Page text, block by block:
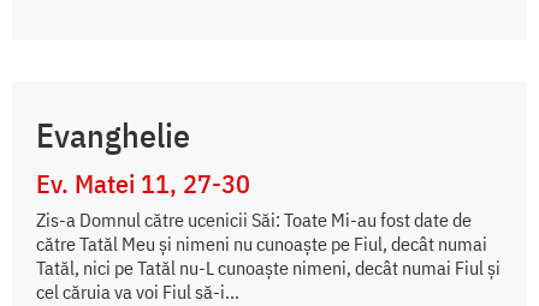
Evanghelie
Ev. Matei 11, 27-30
Zis-a Domnul către ucenicii Săi: Toate Mi-au fost date de
către Tatăl Meu și nimeni nu cunoaște pe Fiul, decât numai
Tatăl, nici pe Tatăl nu-L cunoaște nimeni, decât numai Fiul și
cel căruia va voi Fiul să-i...